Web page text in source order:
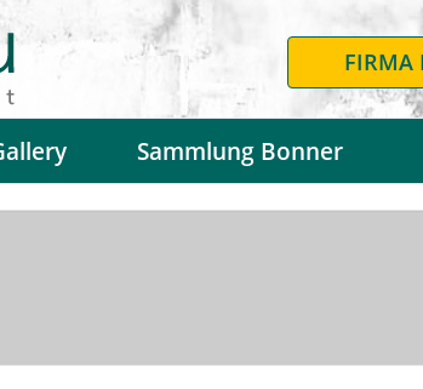
FIRMA
Sammlung Bonner